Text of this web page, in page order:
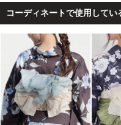
コーディネートで使用してい